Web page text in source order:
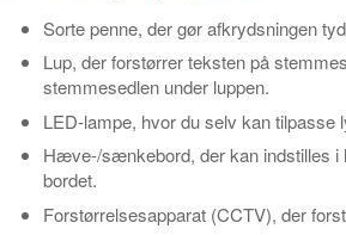
Sorte penne, der gør afkrydsningen
Lup, der forstørrer teksten på
stemmesedlen under luppen.
LED-lampe, hvor du selv kan
Hæve-/sænkebord, der kan indstilles i
bordet.
Forstørrelsesapparat (CCTV), der